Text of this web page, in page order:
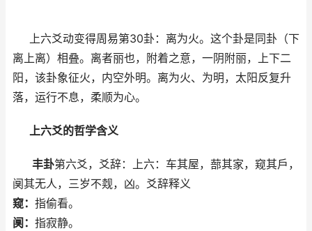
上六爻动变得周易第30卦：离为火。这个卦是同卦（下
离上离）相叠。离者丽也，附着之意，一阴附丽，上下二
阳，该卦象征火，内空外明。离为火、为明，太阳反复升
落，运行不息，柔顺为心。
上六爻的哲学含义
丰卦第六爻，爻辞：上六：车其屋，蔀其家，窥其戶，
阒其无人，三岁不觌，凶。爻辞释义
窥： 指偷看。
阒： 指寂静。